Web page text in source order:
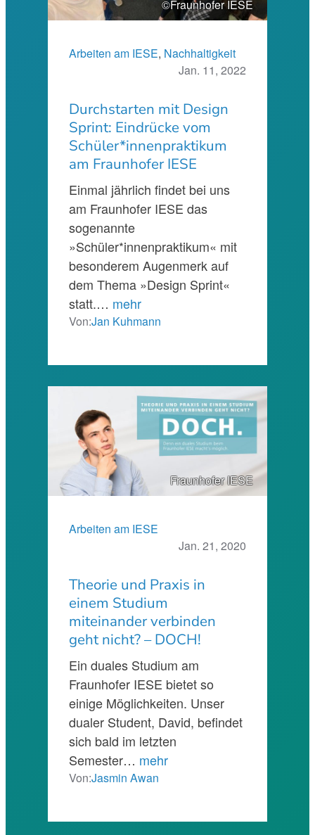
©Fraunhofer IESE
Arbeiten am IESE, Nachhaltigkeit
Jan. 11, 2022
Durchstarten mit Design
Sprint: Eindrücke vom
Schüler*innenpraktikum
am Fraunhofer IESE
Einmal jährlich findet bei uns
am Fraunhofer IESE das
sogenannte
»Schüler*innenpraktikum« mit
besonderem Augenmerk auf
dem Thema »Design Sprint«
statt.… mehr
Von:Jan Kuhmann
Fraunhofer IESE
Arbeiten am IESE
Jan. 21, 2020
Theorie und Praxis in
einem Studium
miteinander verbinden
geht nicht? – DOCH!
Ein duales Studium am
Fraunhofer IESE bietet so
einige Möglichkeiten. Unser
dualer Student, David, befindet
sich bald im letzten
Semester… mehr
Von:Jasmin Awan